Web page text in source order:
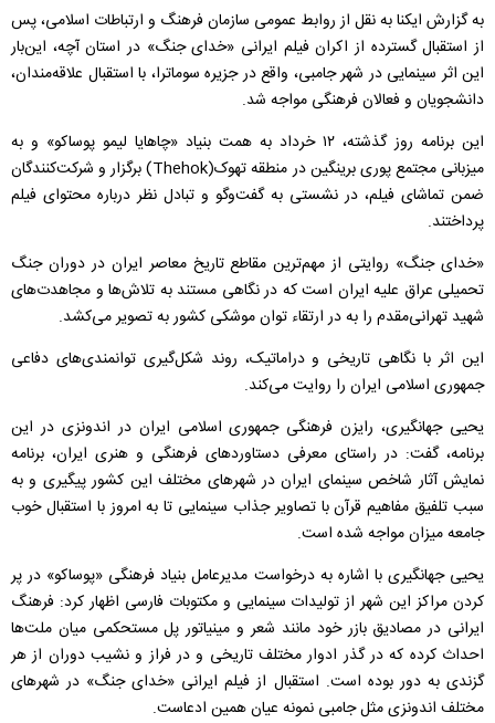
به گزارش ایکنا به نقل از روابط عمومی سازمان فرهنگ و ارتباطات اسلامی، پس
از استقبال گسترده از اکران فیلم ایرانی «خدای جنگ» در استان آچه، این‌بار
این اثر سینمایی در شهر جامبی، واقع در جزیره سوماترا، با استقبال علاقه‌مندان،
دانشجویان و فعالان فرهنگی مواجه شد.
این برنامه روز گذشته، ۱۲ خرداد به همت بنیاد «چاهایا لیمو پوساکو» و به
میزبانی مجتمع پوری برینگین در منطقه تهوک(Thehok) برگزار و شرکت‌کنندگان
ضمن تماشای فیلم، در نشستی به گفت‌وگو و تبادل نظر درباره محتوای فیلم
پرداختند.
«خدای جنگ» روایتی از مهم‌ترین مقاطع تاریخ معاصر ایران در دوران جنگ
تحمیلی عراق علیه ایران است که در نگاهی مستند به تلاش‌ها و مجاهدت‌های
شهید تهرانی‌مقدم را به در ارتقاء توان موشکی کشور به تصویر می‌کشد.
این اثر با نگاهی تاریخی و دراماتیک، روند شکل‌گیری توانمندی‌های دفاعی
جمهوری اسلامی ایران را روایت می‌کند.
یحیی جهانگیری، رایزن فرهنگی جمهوری اسلامی ایران در اندونزی در این
برنامه، گفت: در راستای معرفی دستاوردهای فرهنگی و هنری ایران، برنامه
نمایش آثار شاخص سینمای ایران در شهرهای مختلف این کشور پیگیری و به
سبب تلفیق مفاهیم قرآن با تصاویر جذاب سینمایی تا به امروز با استقبال خوب
جامعه میزان مواجه شده است.
یحیی جهانگیری با اشاره به درخواست مدیرعامل بنیاد فرهنگی «پوساکو» در پر
کردن مراکز این شهر از تولیدات سینمایی و مکتوبات فارسی اظهار کرد: فرهنگ
ایرانی در مصادیق بازر خود مانند شعر و مینیاتور پل مستحکمی میان ملت‌ها
احداث کرده که در گذر ادوار مختلف تاریخی و در فراز و نشیب دوران‌ از هر
گزندی به دور بوده است. استقبال از فیلم ایرانی «خدای جنگ» در شهرهای
مختلف اندونزی مثل جامبی نمونه عیان همین ادعاست.